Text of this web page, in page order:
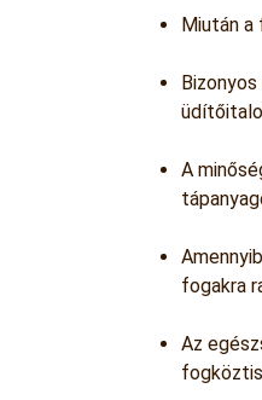
Miután a
A
fogakra
Az